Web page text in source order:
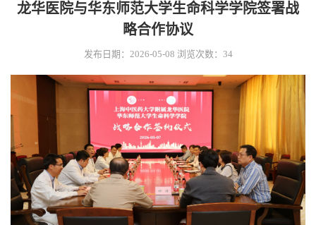
龙华医院与华东师范大学生命科学学院签署战
略合作协议
发布日期：2026-05-08 浏览次数： 34